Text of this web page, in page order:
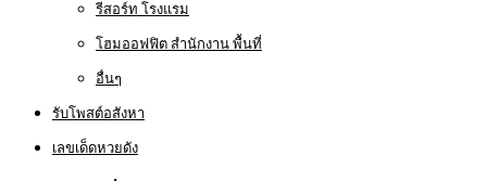
รีสอร์ท โรงแรม
โฮมออฟฟิต สำนักงาน พื้นที่
อื่นๆ
รับโพสต์อสังหา
เลขเด็ดหวยดัง